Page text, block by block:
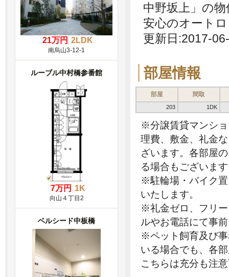
中野坂上」の
安心のオート
更新日:2017-
部屋情報
部屋 間取
203 1DK
※分譲賃貸マンシ
理費、敷金、礼金
ざいます。各部屋
る場合もございま
※駐輪場・バイク
いたします。
※礼金ゼロ、フリ
ルやお電話にて事
※ペット飼育及び
いる場合でも、各
こちらは充分も注
21万円 2LDK
南烏山3-12-1
ルーブル中村橋参番館
7万円 1K
向山４丁目2
ベルシード中板橋